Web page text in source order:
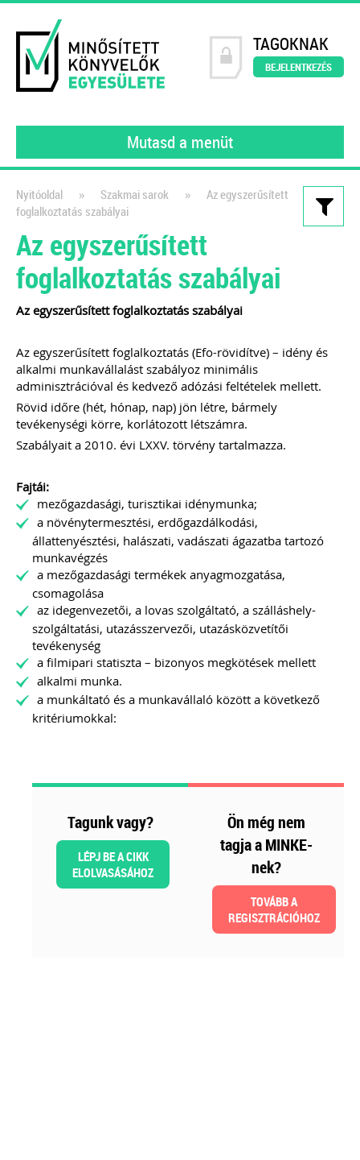
TAGOKNAK
BEJELENTKEZÉS
Mutasd a menüt
111 könyvelői kérdés, 111
szakértői válasz III.
gyakorló könyvelőknek
111 gyakorlatban felmerült könyvelői
kérdés, egyértelmű válasszal. Célunk
nem a jogszabályok bemásolása,
hanem a valódi segítségnyújtás: a
konkrét kérdésekre határozott válasz
leírása – természetesen ez sok esetben
már tartalmaz jogszabályi hivatkozást
Kiadványunk online (pdf) formában
érhető el.
A letöltések menüpont alatt!
Ár: 4700
Tagoknak: ingyenesen
letölthető
MEGRENDELEM
Szakmai sarok
Nyitóoldal » Szakmai sarok »
Az egyszerűsített
foglalkoztatás szabályai
Az egyszerűsített
foglalkoztatás szabályai
Az egyszerűsített foglalkoztatás szabályai
Az egyszerűsített foglalkoztatás (Efo-rövidítve) – idény és
alkalmi munkavállalást szabályoz minimális
adminisztrációval és kedvező adózási feltételek mellett.
Rövid időre (hét, hónap, nap) jön létre, bármely
tevékenységi körre, korlátozott létszámra.
Szabályait a 2010. évi LXXV. törvény tartalmazza.
Fajtái:
mezőgazdasági, turisztikai idénymunka;
a növénytermesztési, erdőgazdálkodási,
állattenyésztési, halászati, vadászati ágazatba tartozó
munkavégzés
a mezőgazdasági termékek anyagmozgatása,
csomagolása
az idegenvezetői, a lovas szolgáltató, a szálláshely-
szolgáltatási, utazásszervezői, utazásközvetítői
tevékenység
a filmipari statiszta – bizonyos megkötések mellett
alkalmi munka.
a munkáltató és a munkavállaló között a következő
kritériumokkal:
Tagunk vagy?
LÉPJ BE A CIKK
ELOLVASÁSÁHOZ
Ön még nem
tagja a MINKE-
nek?
TOVÁBB A
REGISZTRÁCIÓHOZ